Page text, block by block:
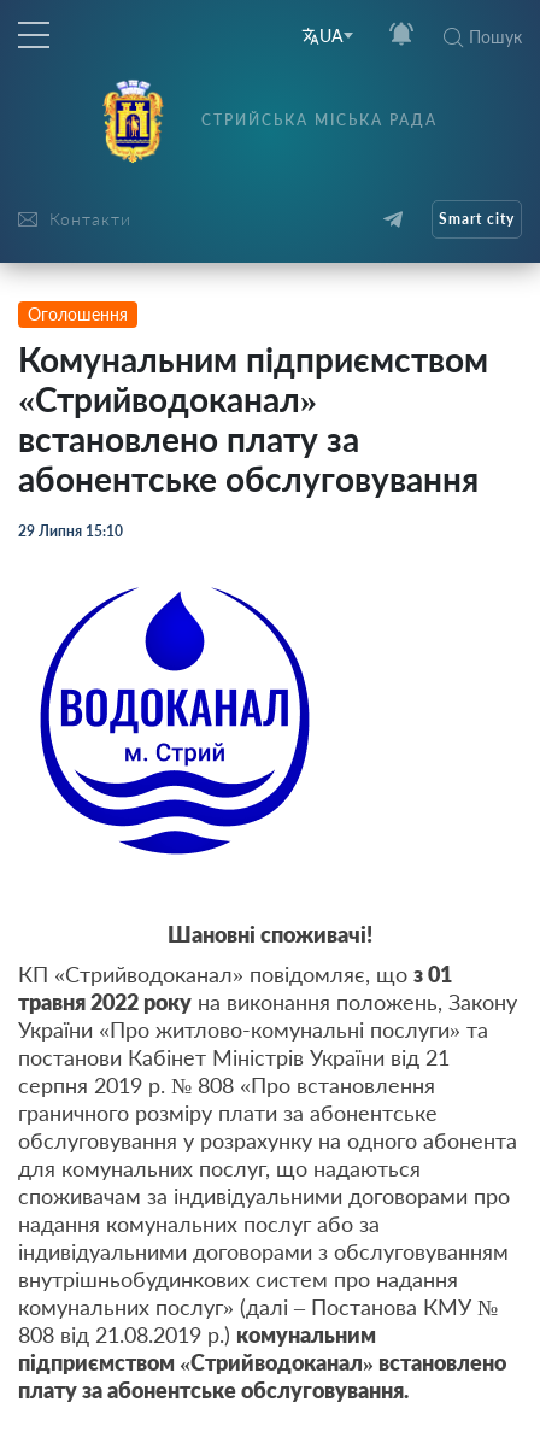
UA Пошук
Контакти
СТРИЙСЬКА МІСЬКА РАДА
Smart city
Оголошення
Комунальним підприємством
«Стрийводоканал»
встановлено плату за
абонентське обслуговування
29 Липня 15:10
Шановні споживачі!
КП «Стрийводоканал» повідомляє, що з 01
травня 2022 року на виконання положень, Закону
України «Про житлово-комунальні послуги» та
постанови Кабінет Міністрів України від 21
серпня 2019 р. № 808 «Про встановлення
граничного розміру плати за абонентське
обслуговування у розрахунку на одного абонента
для комунальних послуг, що надаються
споживачам за індивідуальними договорами про
надання комунальних послуг або за
індивідуальними договорами з обслуговуванням
внутрішньобудинкових систем про надання
комунальних послуг» (далі – Постанова КМУ №
808 від 21.08.2019 р.) комунальним
підприємством «Стрийводоканал» встановлено
плату за абонентське обслуговування.